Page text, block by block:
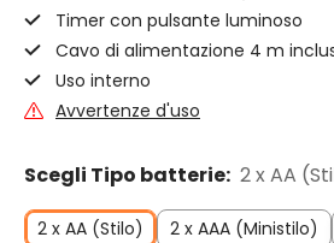
Timer con pulsante luminoso
Cavo di alimentazione 4 m
Uso interno
Avvertenze d'uso
Scegli Tipo batterie: 2 x AA
2 x AA (Stilo) 2 x AAA (Ministilo)